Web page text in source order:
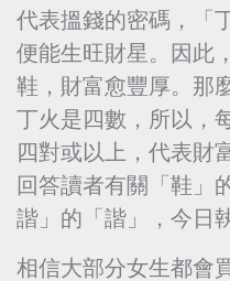
代表搵錢的密碼，「
便能生旺財星。因此
鞋，財富愈豐厚。那
丁火是四數，所以，
四對或以上，代表財
回答讀者有關「鞋」
諧」的「諧」，今日
相信大部分女生都會